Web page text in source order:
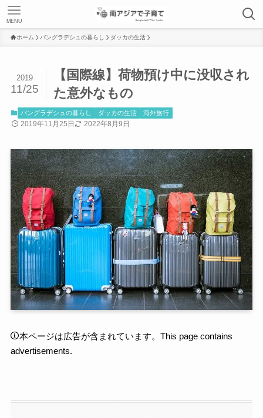
MENU
ホーム バングラデシュの暮らし ダッカの生活
【国際線】荷物預け中に没収され
た意外なもの
2019
11/25
バングラデシュの暮らし ダッカの生活 海外旅行
2019年11月25日 2022年8月9日
本ページは広告が含まれています。This page contains
advertisements.